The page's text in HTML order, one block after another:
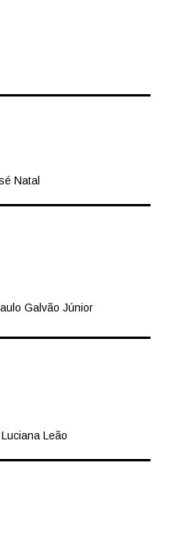
Natal
Galvão Júnior
Leão